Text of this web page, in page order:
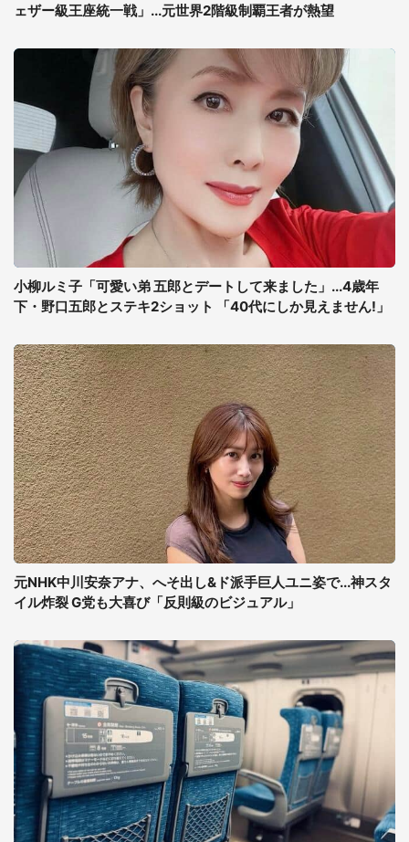
ェザー級王座統一戦」...元世界2階級制覇王者が熱望
小柳ルミ子「可愛い弟 五郎とデートして来ました」...4歳年
下・野口五郎とステキ2ショット 「40代にしか見えません!」
元NHK中川安奈アナ、へそ出し&ド派手巨人ユニ姿で...神スタ
イル炸裂 G党も大喜び「反則級のビジュアル」